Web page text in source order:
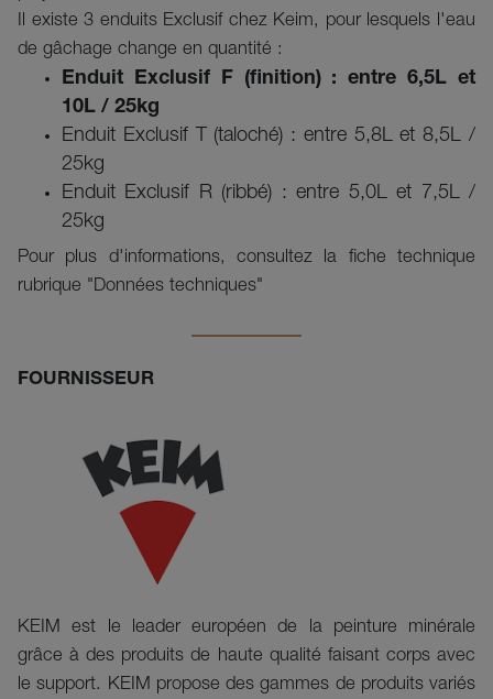
Il existe 3 enduits Exclusif chez Keim, pour lesquels l'eau
de gâchage change en quantité :
Enduit Exclusif F (finition) : entre 6,5L et
10L / 25kg
Enduit Exclusif T (taloché) : entre 5,8L et 8,5L /
25kg
Enduit Exclusif R (ribbé) : entre 5,0L et 7,5L /
25kg
Pour plus d'informations, consultez la fiche technique
rubrique "Données techniques"
FOURNISSEUR
KEIM est le leader européen de la peinture minérale
grâce à des produits de haute qualité faisant corps avec
le support. KEIM propose des gammes de produits variés